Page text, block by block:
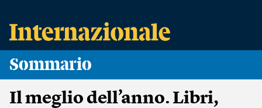
Sommario
Il meglio dell’anno. Libri,